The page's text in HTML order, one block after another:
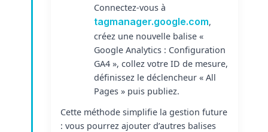
Connectez-vous à
tagmanager.google.com,
créez une nouvelle balise «
Google Analytics : Configuration
GA4 », collez votre ID de mesure,
définissez le déclencheur « All
Pages » puis publiez.
Cette méthode simplifie la gestion future
: vous pourrez ajouter d’autres balises